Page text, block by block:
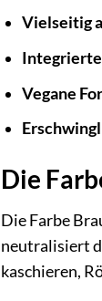
Vielseitig
Vegane
Die
Die Farbe
neutralisiert
kaschieren,